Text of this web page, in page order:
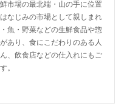
市場の最北端・山の手に位置
なじみの市場として親しまれ
魚・野菜などの生鮮食品や惣
あり、食にこだわりのある人
、飲食店などの仕入れにもご
。